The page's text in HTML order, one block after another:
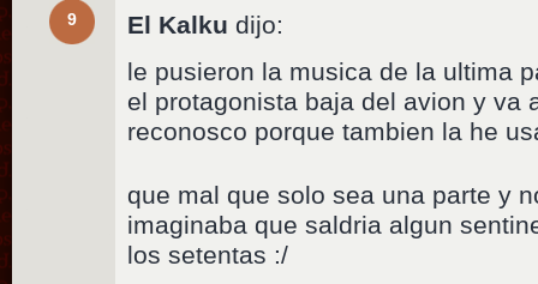
9 El Kalku dijo:
le pusieron la musica de la ultima
el protagonista baja del avion y va
reconosco porque tambien la he
que mal que solo sea una parte y
imaginaba que saldria algun
los setentas :/